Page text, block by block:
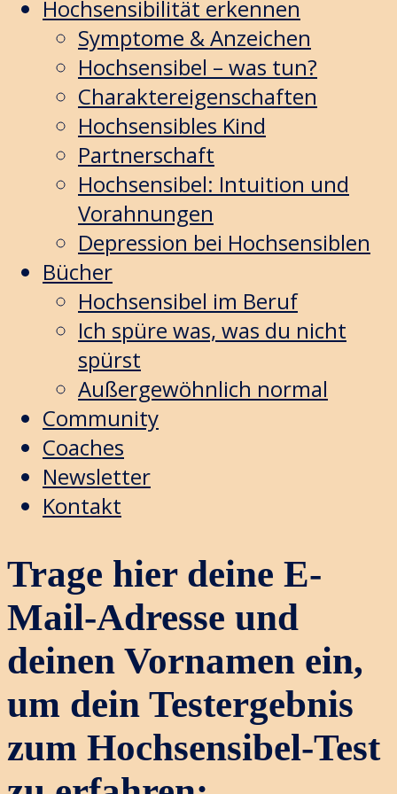
Hochsensibilität erkennen
Symptome & Anzeichen
Hochsensibel – was tun?
Charaktereigenschaften
Hochsensibles Kind
Partnerschaft
Hochsensibel: Intuition und
Vorahnungen
Depression bei Hochsensiblen
Bücher
Hochsensibel im Beruf
Ich spüre was, was du nicht
spürst
Außergewöhnlich normal
Community
Coaches
Newsletter
Kontakt
Trage hier deine E-
Mail-Adresse und
deinen Vornamen ein,
um dein Testergebnis
zum Hochsensibel-Test